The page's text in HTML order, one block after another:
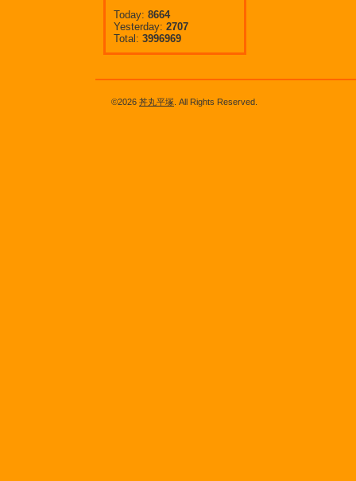
Today: 8664
Yesterday: 2707
Total: 3996969
©2026 丼丸平塚 . All Rights Reserved.